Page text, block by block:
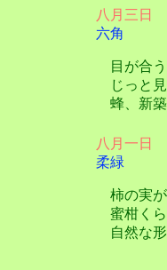
八月三日
六角
目が合う
じっと見
蜂、新築
八月一日
柔緑
柿の実が
蜜柑くら
自然な形